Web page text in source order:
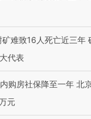
难致16人死亡近三年
代表
购房社保降至一年 北
元